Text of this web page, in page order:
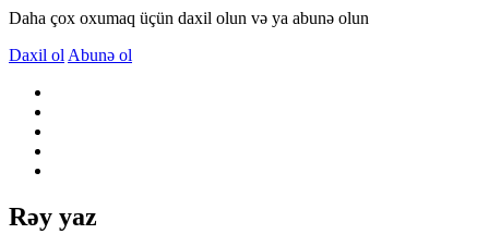
Daha çox oxumaq üçün daxil olun və ya abunə olun
Daxil ol Abunə ol
Rəy yaz